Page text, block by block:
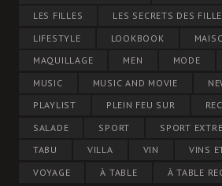
LES FILLES
LES SECRETS DES
LIFESTYLE
LOOKBOOK
MAQUILLAGE
MEN MODE
MUSIC
MUSIC AND MOVIE
PLAYLIST
PLEIN FEU SUR
SALADE
SPORT SPORT
TABU
VILLA VIN
VINS
VOYAGE
À TABLE À TABLE